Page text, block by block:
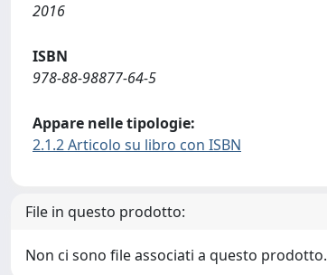
2016
ISBN
978-88-98877-64-5
Appare nelle tipologie:
2.1.2 Articolo su libro con ISBN
File in questo prodotto:
Non ci sono file associati a questo prodotto.